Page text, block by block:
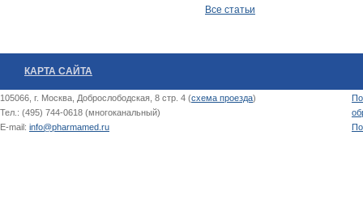
Все статьи
КАРТА САЙТА
105066, г. Москва, Доброслободская, 8 стр. 4 (схема проезда)
Тел.: (495) 744-0618 (многоканальный)
E-mail: info@pharmamed.ru